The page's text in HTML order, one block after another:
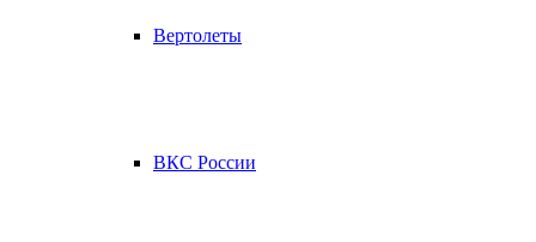
Вертолеты
ВКС России